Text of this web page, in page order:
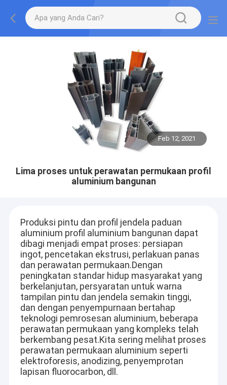
Feb 12, 2021
Lima proses untuk perawatan permukaan profil
aluminium bangunan
Produksi pintu dan profil jendela paduan
aluminium profil aluminium bangunan dapat
dibagi menjadi empat proses: persiapan
ingot, pencetakan ekstrusi, perlakuan panas
dan perawatan permukaan.Dengan
peningkatan standar hidup masyarakat yang
berkelanjutan, persyaratan untuk warna
tampilan pintu dan jendela semakin tinggi,
dan dengan penyempurnaan bertahap
teknologi pemrosesan aluminium, beberapa
perawatan permukaan yang kompleks telah
berkembang pesat.Kita sering melihat proses
perawatan permukaan aluminium seperti
elektroforesis, anodizing, penyemprotan
lapisan fluorocarbon, dll.